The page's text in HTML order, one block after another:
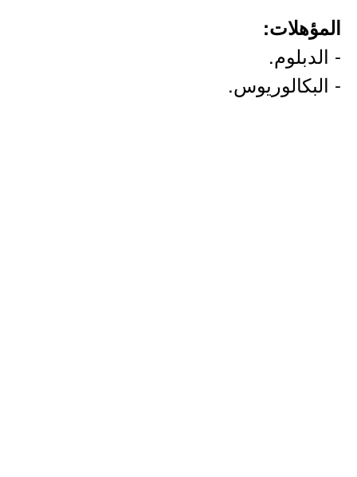
المؤهلات:
- الدبلوم.
- البكالوريوس.